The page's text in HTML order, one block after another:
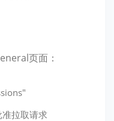
页面：
拉取请求